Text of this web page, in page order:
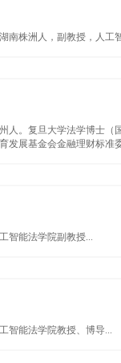
南株洲人，副教授，人工
人。复旦大学法学博士（
发展基金会金融理财标准
智能法学院副教授...
智能法学院教授、博导...